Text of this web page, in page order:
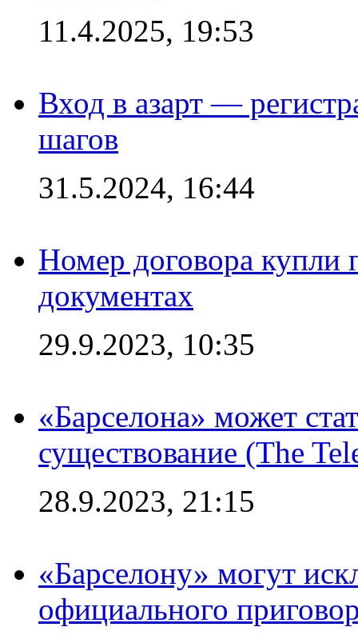
11.4.2025, 19:53
Вход в азарт —
шагов
31.5.2024, 16:44
Номер договора купли
документах
29.9.2023, 10:35
«Барселона» может
существование (The
28.9.2023, 21:15
«Барселону» могут
официального